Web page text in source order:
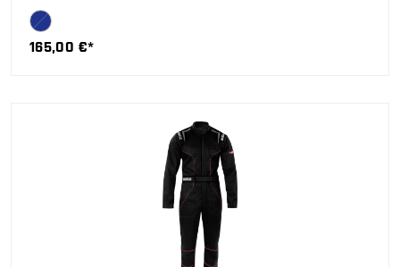
165,00 €*